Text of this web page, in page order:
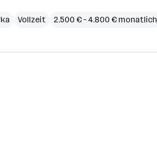
Vollzeit 2.500 € – 4.800 € monatlich